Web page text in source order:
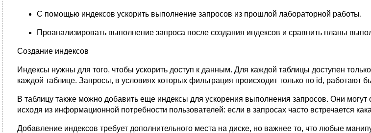
С помощью индексов ускорить выполнение запросов из прошлой лабораторной работы.
Проанализировать выполнение запроса после создания индексов и сравнить планы
Создание индексов
Индексы нужны для того, чтобы ускорить доступ к данным. Для каждой таблицы доступен
каждой таблице. Запросы, в условиях которых фильтрация происходит только по id, работают
В таблицу также можно добавить еще индексы для ускорения выполнения запросов. Они могут
исходя из информационной потребности пользователей: если в запросах часто встречается
Добавление индексов требует дополнительного места на диске, но важнее то, что любые